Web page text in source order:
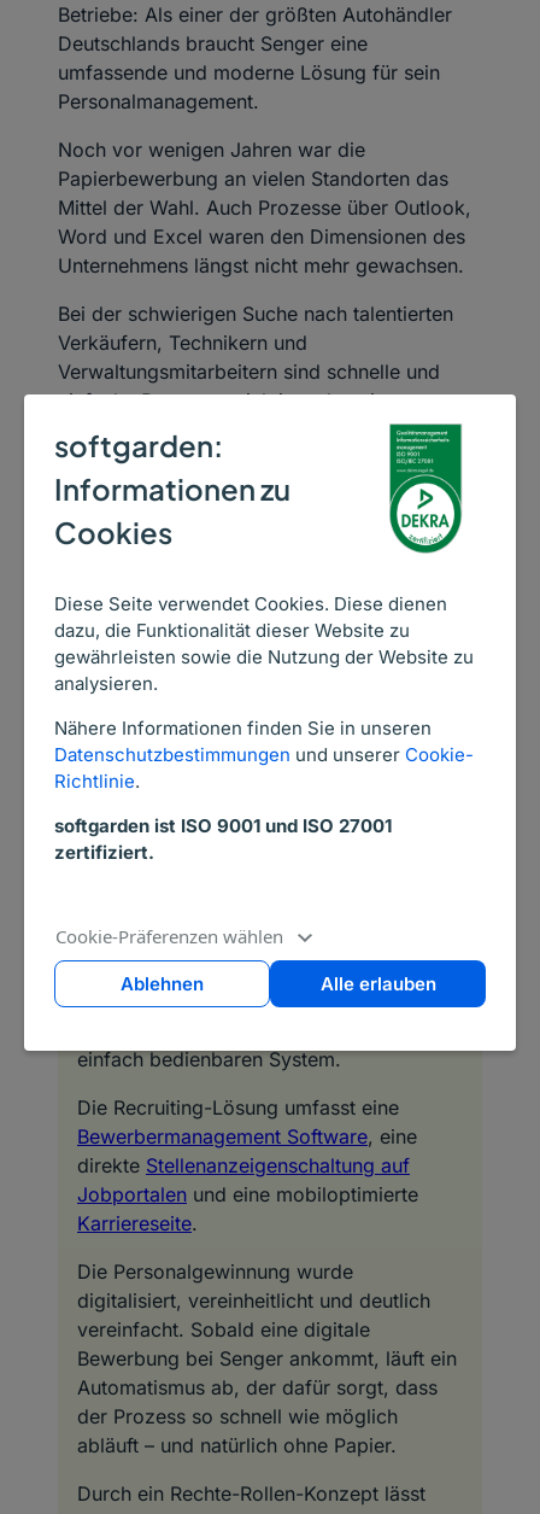
softgarden:
Informationen zu
Cookies
Diese Seite verwendet Cookies. Diese dienen
dazu, die Funktionalität dieser Website zu
gewährleisten sowie die Nutzung der Website zu
analysieren.
Nähere Informationen finden Sie in unseren
Datenschutzbestimmungen und unserer Cookie-
Richtlinie.
softgarden ist ISO 9001 und ISO 27001
zertifiziert.
Cookie-Präferenzen wählen
Ablehnen Alle erlauben
Betriebe: Als einer der größten Autohändler
Deutschlands braucht Senger eine
umfassende und moderne Lösung für sein
Personalmanagement.
Noch vor wenigen Jahren war die
Papierbewerbung an vielen Standorten das
Mittel der Wahl. Auch Prozesse über Outlook,
Word und Excel waren den Dimensionen des
Unternehmens längst nicht mehr gewachsen.
Bei der schwierigen Suche nach talentierten
Verkäufern, Technikern und
Verwaltungsmitarbeitern sind schnelle und
einfache Prozesse wichtiger denn je.
Allein im Jahr 2015 kamen 250 Mitarbeiter neu
hinzu. In jenem Jahr entschied sich Senger
dann für den Wechsel zum leistungsstarken E-
Recruiting-Tool von softgarden.
Mit softgarden raus
aus der Sackgasse
Papierbewerbungen
Gruppe im Personalmanagement auf das
E-Recruiting-Tool
warten: Die zuständigen Fachabteilungen
kommunizieren deutlich schneller als
zuvor, und das direkt in der Cloud-Lösung
einfach bedienbaren System.
Die Recruiting-Lösung umfasst eine
Bewerbermanagement Software, eine
direkte Stellenanzeigenschaltung auf
Jobportalen und eine mobiloptimierte
Karriereseite.
Die Personalgewinnung wurde
digitalisiert, vereinheitlicht und deutlich
vereinfacht. Sobald eine digitale
Bewerbung bei Senger ankommt, läuft ein
Automatismus ab, der dafür sorgt, dass
der Prozess so schnell wie möglich
abläuft – und natürlich ohne Papier.
Durch ein Rechte-Rollen-Konzept lässt